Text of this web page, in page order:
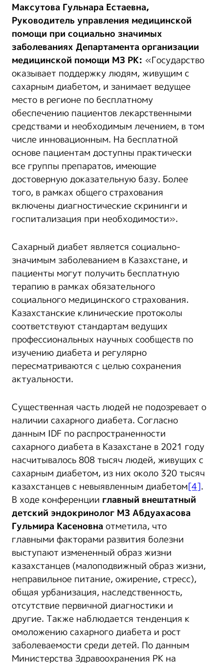
Максутова Гульнара Естаевна,
Руководитель управления медицинской
помощи при социально значимых
заболеваниях Департамента организации
медицинской помощи МЗ РК: «Государство
оказывает поддержку людям, живущим с
сахарным диабетом, и занимает ведущее
место в регионе по бесплатному
обеспечению пациентов лекарственными
средствами и необходимым лечением, в том
числе инновационным. На бесплатной
основе пациентам доступны практически
все группы препаратов, имеющие
достоверную доказательную базу. Более
того, в рамках общего страхования
включены диагностические скрининги и
госпитализация при необходимости».
Сахарный диабет является социально-
значимым заболеванием в Казахстане, и
пациенты могут получить бесплатную
терапию в рамках обязательного
социального медицинского страхования.
Казахстанские клинические протоколы
соответствуют стандартам ведущих
профессиональных научных сообществ по
изучению диабета и регулярно
пересматриваются с целью сохранения
актуальности.
Существенная часть людей не подозревает о
наличии сахарного диабета. Согласно
данным IDF по распространенности
сахарного диабета в Казахстане в 2021 году
насчитывалось 808 тысяч людей, живущих с
сахарным диабетом, из них около 320 тысяч
казахстанцев с невыявленным диабетом[4].
В ходе конференции главный внештатный
детский эндокринолог МЗ Абдуахасова
Гульмира Касеновнаотметила, что
главными факторами развития болезни
выступают измененный образ жизни
казахстанцев (малоподвижный образ жизни,
неправильное питание, ожирение, стресс),
общая урбанизация, наследственность,
отсутствие первичной диагностики и
другие. Также наблюдается тенденция к
омоложению сахарного диабета и рост
заболеваемости среди детей. По данным
Министерства Здравоохранения РК на